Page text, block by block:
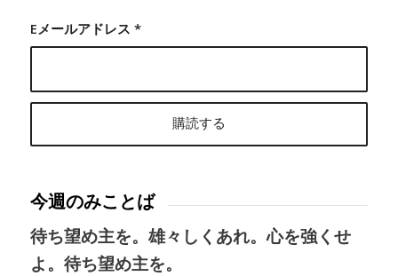
Eメールアドレス *
今週のみことば
待ち望め主を。雄々しくあれ。心を強くせ
よ。待ち望め主を。